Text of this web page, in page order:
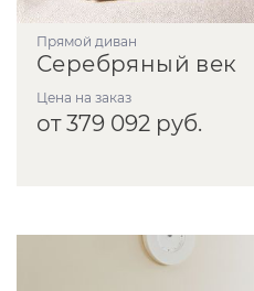
прямой диван
Серебряный век
Цена на заказ
от 379 092 руб.